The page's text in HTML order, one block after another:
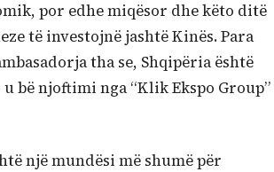
por edhe miqësor dhe këto ditë
të investojnë jashtë Kinës. Para
tha se, Shqipëria është
bë njoftimi nga “Klik Ekspo Group”
një mundësi më shumë për